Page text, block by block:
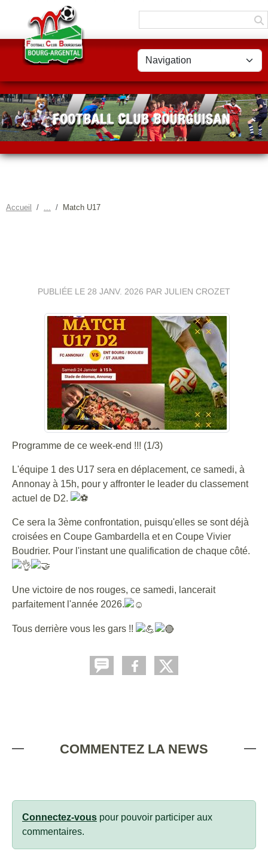
Accueil Match U17
PUBLIÉE LE 28 JANV. 2026 PAR JULIEN CROZET
Programme de ce week-end !!! (1/3)
L'équipe 1 des U17 sera en déplacement, ce samedi, à
Annonay à 15h, pour y affronter le leader du classement
actuel de D2.
Ce sera la 3ème confrontation, puisqu'elles se sont déjà
croisées en Coupe Gambardella et en Coupe Vivier
Boudrier. Pour l'instant une qualification de chaque côté.
Une victoire de nos rouges, ce samedi, lancerait
parfaitement l'année 2026.
Tous derrière vous les gars !!
COMMENTEZ LA NEWS
Connectez-vous pour pouvoir participer aux
commentaires.
Panneau de gestion des cookies